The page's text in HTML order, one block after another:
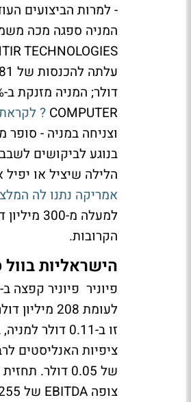
המניה ספגה מכה
TECHNOLOGIES
דולר; המניה מזנקת ב-13.7%.
COMPUTER
?
וצניחה במניה -
בנוגע לביקושים
הלילה שיציל או
אמריקה נתנו לה
הקרובות.
הישראליות
פיוניר פיוניר קפצה ב-21%